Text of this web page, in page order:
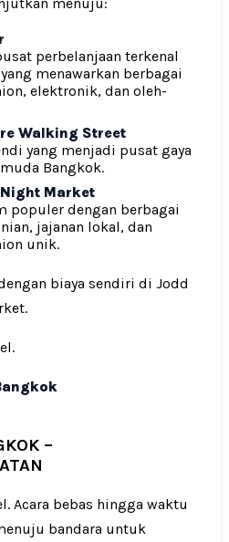
perbelanjaan terkenal
menawarkan berbagai
elektronik, dan oleh-
Walking Street
yang menjadi pusat gaya
Bangkok.
Market
populer dengan berbagai
jajanan lokal, dan
unik.
biaya sendiri di Jodd
–
Acara bebas hingga waktu
bandara untuk